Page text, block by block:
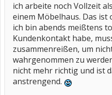
ich arbeite noch Vollzeit
einem Möbelhaus. Das
ich bin abends meißtens
Kundenkontakt habe,
zusammenreißen, um
wahrgenommen zu
nicht mehr richtig und ist
anstrengend.